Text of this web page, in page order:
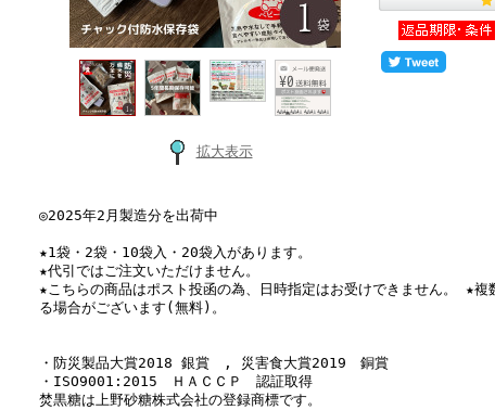
拡大表示
◎2025年2月製造分を出荷中
★1袋・2袋・10袋入・20袋入があります。
★代引ではご注文いただけません。
★こちらの商品はポスト投函の為、日時指定はお受けできません。 ★複
る場合がございます(無料)。
・防災製品大賞2018 銀賞 , 災害食大賞2019 銅賞
・ISO9001:2015 ＨＡＣＣＰ 認証取得
焚黒糖は上野砂糖株式会社の登録商標です。